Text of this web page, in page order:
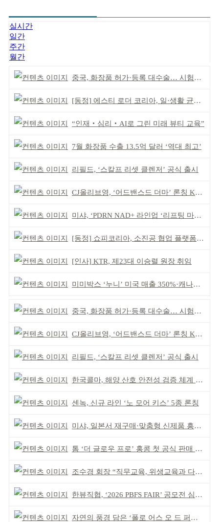
실시간
일간
주간
월간
중국, 화장품 허가·등록 대수술… 시험자료 공용 허용
[동정] 에스티 로더 코리아, 일·생활 균형 우수 기업
“인재‧심리‧AI로 그린 미래 뷰티 교육”
7월 화장품 수출 13.5억 달러 ‘역대 최고’
리필드, ‘스칼프 리셋 클렌저’ 공식 출시
CJ올리브영, ‘어드밴스드 더마’ 론칭 K더마 육성 박차
미샤, ‘PDRN NAD+ 라인업 ‘리프팅 마스크’ 출시
[동정] 쇼피코리아, 소진공 협업 플랫폼 선정
[인사] KTR, 제23대 이승렬 원장 취임
미미박스 ‘누니’ 미국 매출 350%·캐나다 713% 증가
중국, 화장품 허가·등록 대수술… 시험자료 공용 허용
CJ올리브영, ‘어드밴스드 더마’ 론칭 K더마 육성 박차
리필드, ‘스칼프 리셋 클렌저’ 공식 출시
한국콜마, 해양 산호 안전성 검증 체계 구축
센녹, 신규 라인 ‘노 모어 키스’ 5종 론칭
미샤, 일본서 재구매·맞춤형 신제품 흥행 ‘쌍끌이’
톰 ‘더 글로우 프로’ 홍콩 첫 공식 판매 완판
조수경 회장 “직무교육, 위생교육과 다르다”
한뷰직협, ‘2026 PBFS FAIR’ 공모전 심사 성료
자연의 풍경 담은 ‘폴로 어스 오 드 퍼퓸’ 4종 출시